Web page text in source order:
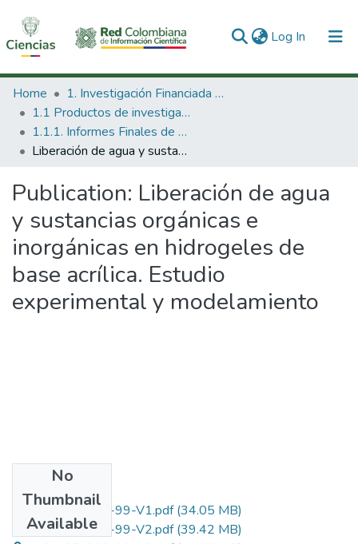
Log In (current)
Communities & Collections
All of DSpace
Statistics
Home
1. Investigación Financiada con Recursos Públicos
1.1 Productos de investigación
1.1.1. Informes Finales de Proyectos de Investigación
Liberación de agua y sustancias orgánicas e inorgánicas en hidrogeles de base acrílica. Estudio experimental y modelamiento
Publication: Liberación de agua
y sustancias orgánicas e
inorgánicas en hidrogeles de
base acrílica. Estudio
experimental y modelamiento
No
Thumbnail
Available
1101-05-302-99-V1.pdf(34.05 MB)
1101-05-302-99-V2.pdf(39.42 MB)